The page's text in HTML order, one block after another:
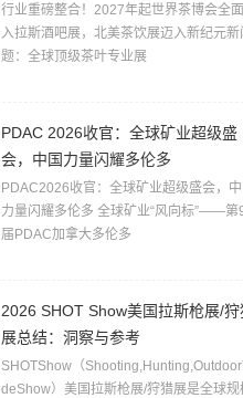
行业重磅整合！2027年起世界茶博会全
入拉斯酒吧展，北美茶饮展迈入新纪元新
题：全球顶级茶叶专业展
PDAC 2026收官：全球矿业超级盛
会，中国力量闪耀多伦多
PDAC2026收官：全球矿业超级盛会，
力量闪耀多伦多 全球矿业“风向标”——第
届PDAC加拿大多伦多
2026 SHOT Show美国拉斯枪展/狩
展总结：洞察与参考
SHOTShow（
deShow）美国拉斯枪展/狩猎展是全球规